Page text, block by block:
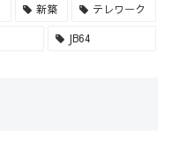
新築 テレワーク
JB64